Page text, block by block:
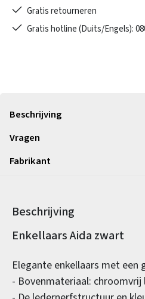
Gratis retourneren
Gratis hotline (Duits/Engels):
Beschrijving
Vragen
Fabrikant
Beschrijving
Productinformatie
Enkellaars Aida zwart
Elegante enkellaars met een
- Bovenmateriaal: chroomvrij